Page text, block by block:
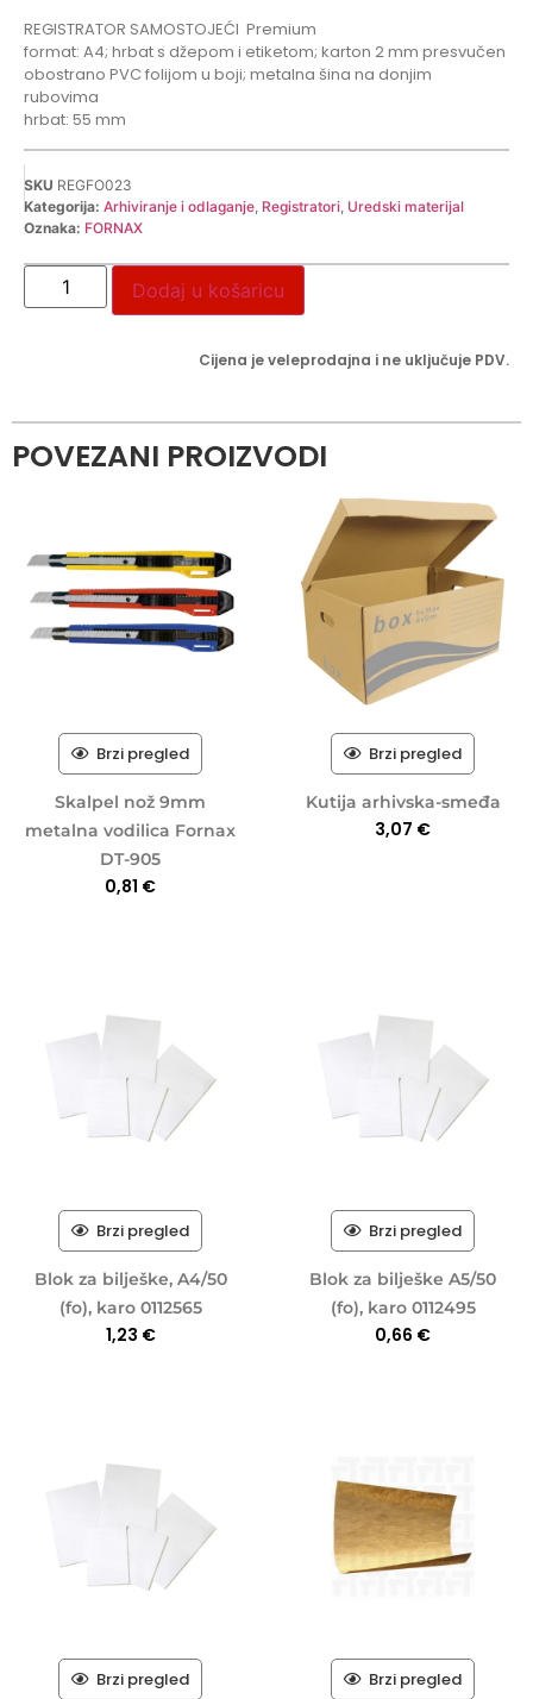
REGISTRATOR SAMOSTOJEĆI Premium
format: A4; hrbat s džepom i etiketom; karton 2 mm presvučen
obostrano PVC folijom u boji; metalna šina na donjim
rubovima
hrbat: 55 mm
SKU REGFO023
Kategorija: Arhiviranje i odlaganje Registratori Uredski materijal
Oznaka: FORNAX
Dodaj u košaricu
Cijena je veleprodajna i ne uključuje PDV.
POVEZANI PROIZVODI
Brzi pregled
Skalpel nož 9mm
metalna vodilica Fornax
DT-905
0,81 €
Brzi pregled
Kutija arhivska-smeđa
3,07 €
Brzi pregled
Blok za bilješke, A4/50
(fo), karo 0112565
1,23 €
Brzi pregled
Blok za bilješke A5/50
(fo), karo 0112495
0,66 €
Brzi pregled Brzi pregled